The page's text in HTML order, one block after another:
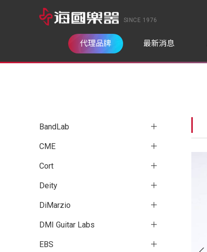
SINCE 1976
代理品牌 最新消息
BandLab
CME
Cort
Deity
DiMarzio
DMI Guitar Labs
EBS